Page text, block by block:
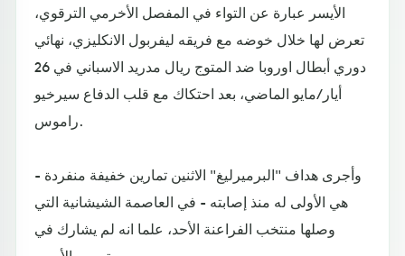
الأيسر عبارة عن التواء في المفصل الأخرمي الترقوي،
تعرض لها خلال خوضه مع فريقه ليفربول الانكليزي، نهائي
دوري أبطال اوروبا ضد المتوج ريال مدريد الاسباني في 26
أيار/مايو الماضي، بعد احتكاك مع قلب الدفاع سيرخيو
راموس.
وأجرى هداف "البرميرليغ" الاثنين تمارين خفيفة منفردة -
هي الأولى له منذ إصابته - في العاصمة الشيشانية التي
وصلها منتخب الفراعنة الأحد، علما انه لم يشارك في